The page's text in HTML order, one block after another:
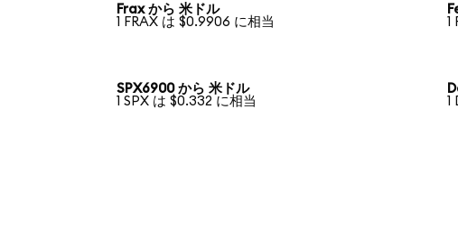
Frax から 米ドル
1 FRAX は $0.9906 に相当
1
SPX6900 から 米ドル
1 SPX は $0.332 に相当
1